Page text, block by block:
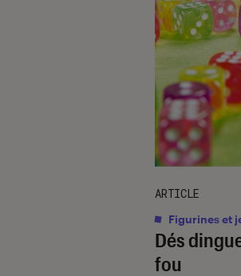
Dés
fou
ARTICLE
Figurines et